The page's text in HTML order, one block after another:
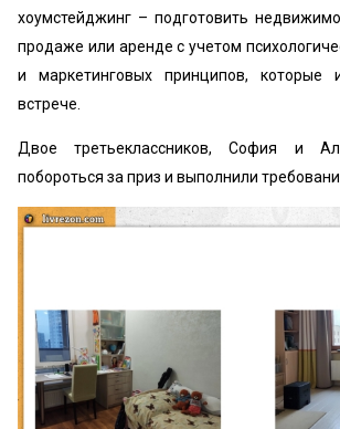
хоумстейджинг – подготовить
продаже или аренде с учетом
и маркетинговых принципов, которые
встрече.
Двое третьеклассников, София и
побороться за приз и выполнили